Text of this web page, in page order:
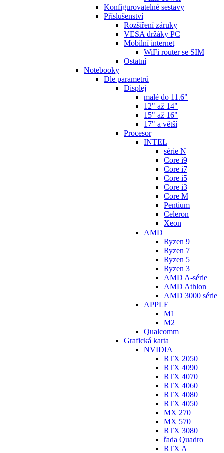
Konfigurovatelné sestavy
Příslušenství
Rozšíření záruky
VESA držáky PC
Mobilní internet
WiFi router se SIM
Ostatní
Notebooky
Dle parametrů
Displej
malé do 11.6"
12" až 14"
15" až 16"
17" a větší
Procesor
INTEL
série N
Core i9
Core i7
Core i5
Core i3
Core M
Pentium
Celeron
Xeon
AMD
Ryzen 9
Ryzen 7
Ryzen 5
Ryzen 3
AMD A-série
AMD Athlon
AMD 3000 série
APPLE
M1
M2
Qualcomm
Grafická karta
NVIDIA
RTX 2050
RTX 4090
RTX 4070
RTX 4060
RTX 4080
RTX 4050
MX 270
MX 570
RTX 3080
řada Quadro
RTX A